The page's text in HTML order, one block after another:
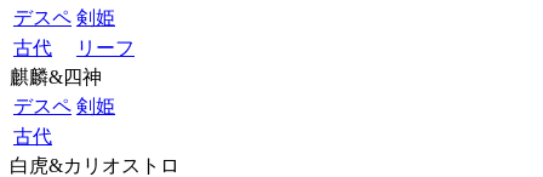
デスペ 剣姫
古代
リーフ
麒麟&四神
デスペ 剣姫
古代
白虎&カリオストロ